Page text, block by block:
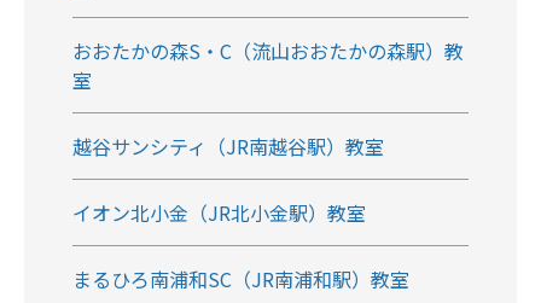
おおたかの森S・C（流山おおたかの森駅）教
室
越谷サンシティ（JR南越谷駅）教室
イオン北小金（JR北小金駅）教室
まるひろ南浦和SC（JR南浦和駅）教室